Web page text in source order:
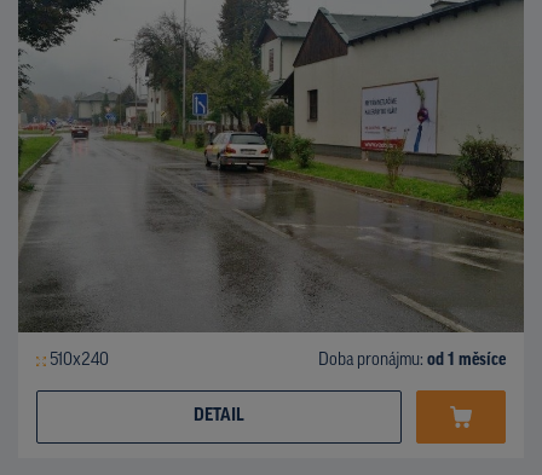
510x240 Doba pronájmu: od 1 měsíce
DETAIL